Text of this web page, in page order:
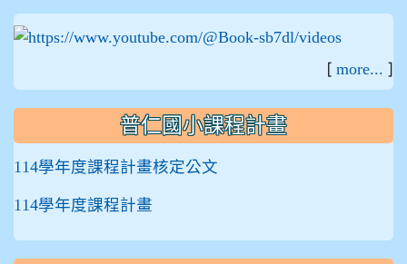
[ more... ]
普仁國小課程計畫
114學年度課程計畫核定公文
114學年度課程計畫